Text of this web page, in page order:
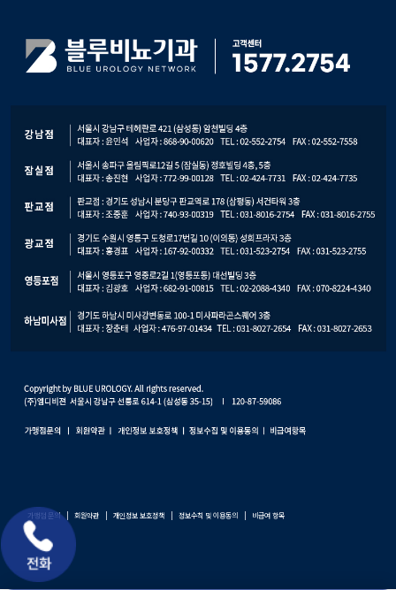
가맹점 문의 | 회원약관 개인정보 보호정책 정보수칙 및 이용동의 비급여 항목